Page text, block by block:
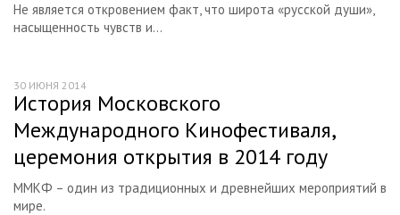
Не является откровением факт, что широта «русской души»,
насыщенность чувств и...
История Московского
Международного Кинофестиваля,
церемония открытия в 2014 году
ММКФ – один из традиционных и древнейших мероприятий в
мире.
30 ИЮНЯ 2014